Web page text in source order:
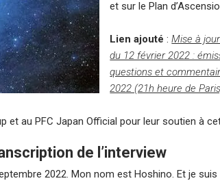
et sur le Plan
Lien ajouté :Mise à
du 12 février 2022 :
questions et
2022 (21h heure de
et au PFC Japan Official pour leur soutien à
de l’interview
2022. Mon nom est Hoshino. Et je